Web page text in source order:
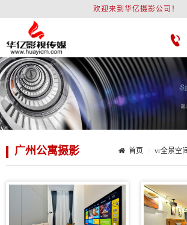
欢迎来到华亿摄影公司！
广州公寓摄影 首页 vr全景空